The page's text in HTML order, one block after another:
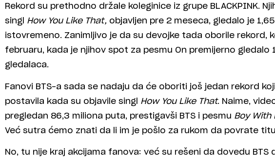
Rekord su prethodno držale koleginice iz grupe BLACKPINK.
singl How You Like That, objavljen pre 2 meseca, gledalo je
istovremeno. Zanimljivo je da su devojke tada oborile rekord,
februaru, kada je njihov spot za pesmu On premijerno gledalo
gledalaca.
Fanovi BTS-a sada se nadaju da će oboriti još jedan rekord koji
postavila kada su objavile singl How You Like That. Naime,
pregledan 86,3 miliona puta, prestigavši BTS i pesmu Boy With
Već sutra ćemo znati da li im je pošlo za rukom da povrate
No, tu nije kraj akcijama fanova: već su rešeni da dovedu BTS